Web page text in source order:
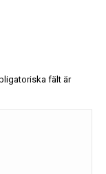
fält är